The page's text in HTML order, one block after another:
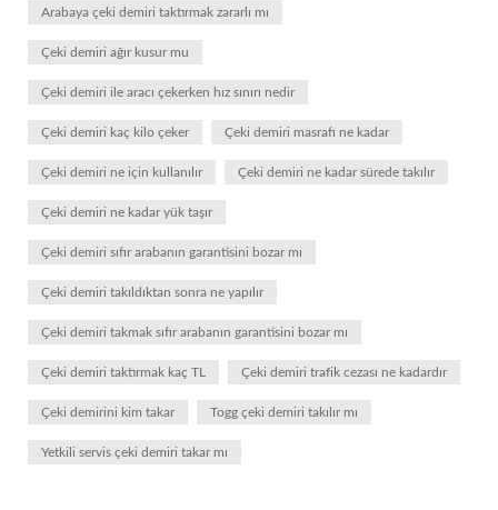
Arabaya çeki demiri taktırmak zararlı mı
Çeki demiri ağır kusur mu
Çeki demiri ile aracı çekerken hız sınırı nedir
Çeki demiri kaç kilo çeker Çeki demiri masrafı ne kadar
Çeki demiri ne için kullanılır Çeki demiri ne kadar sürede takılır
Çeki demiri ne kadar yük taşır
Çeki demiri sıfır arabanın garantisini bozar mı
Çeki demiri takıldıktan sonra ne yapılır
Çeki demiri takmak sıfır arabanın garantisini bozar mı
Çeki demiri taktırmak kaç TL Çeki demiri trafik cezası ne kadardır
Çeki demirini kim takar Togg çeki demiri takılır mı
Yetkili servis çeki demiri takar mı